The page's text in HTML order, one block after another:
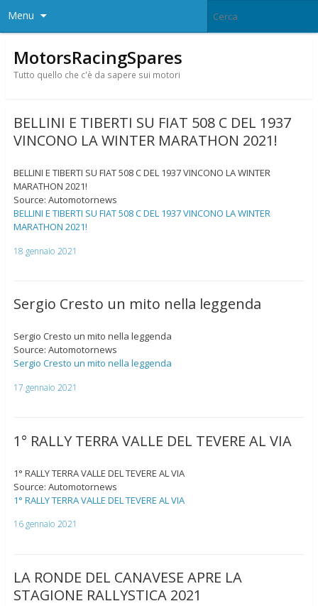
Menu
MotorsRacingSpares
Tutto quello che c'è da sapere sui motori
BELLINI E TIBERTI SU FIAT 508 C DEL 1937
VINCONO LA WINTER MARATHON 2021!
BELLINI E TIBERTI SU FIAT 508 C DEL 1937 VINCONO LA WINTER
MARATHON 2021!
Source: Automotornews
BELLINI E TIBERTI SU FIAT 508 C DEL 1937 VINCONO LA WINTER
MARATHON 2021!
18 gennaio 2021
Sergio Cresto un mito nella leggenda
Sergio Cresto un mito nella leggenda
Source: Automotornews
Sergio Cresto un mito nella leggenda
17 gennaio 2021
1° RALLY TERRA VALLE DEL TEVERE AL VIA
1° RALLY TERRA VALLE DEL TEVERE AL VIA
Source: Automotornews
1° RALLY TERRA VALLE DEL TEVERE AL VIA
16 gennaio 2021
LA RONDE DEL CANAVESE APRE LA
STAGIONE RALLYSTICA 2021